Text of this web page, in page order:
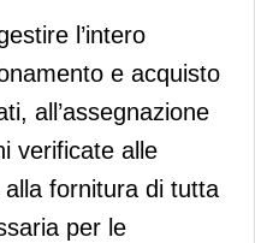
l’intero
e acquisto
all’assegnazione
verificate alle
fornitura di tutta
per le